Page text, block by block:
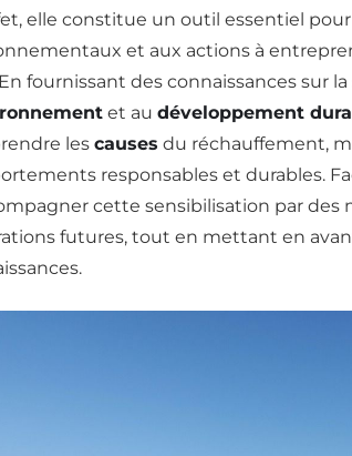
elle constitue un outil essentiel
et aux actions à
fournissant des connaissances sur la
et au développement
les causes du réchauffement,
responsables et durables.
cette sensibilisation par des
futures, tout en mettant en avant